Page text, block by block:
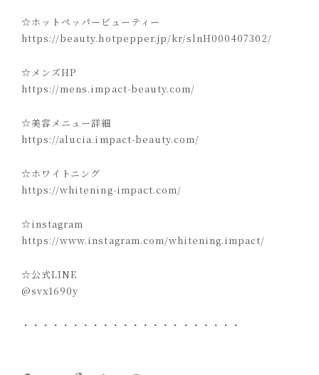
☆ホットペッパービューティー
https://beauty.hotpepper.jp/kr/slnH000407302/
☆メンズHP
https://mens.impact-beauty.com/
☆美容メニュー詳細
https://alucia.impact-beauty.com/
☆ホワイトニング
https://whitening-impact.com/
☆instagram
https://www.instagram.com/whitening.impact/
☆公式LINE
@svx1690y
・・・・・・・・・・・・・・・・・・・・・・